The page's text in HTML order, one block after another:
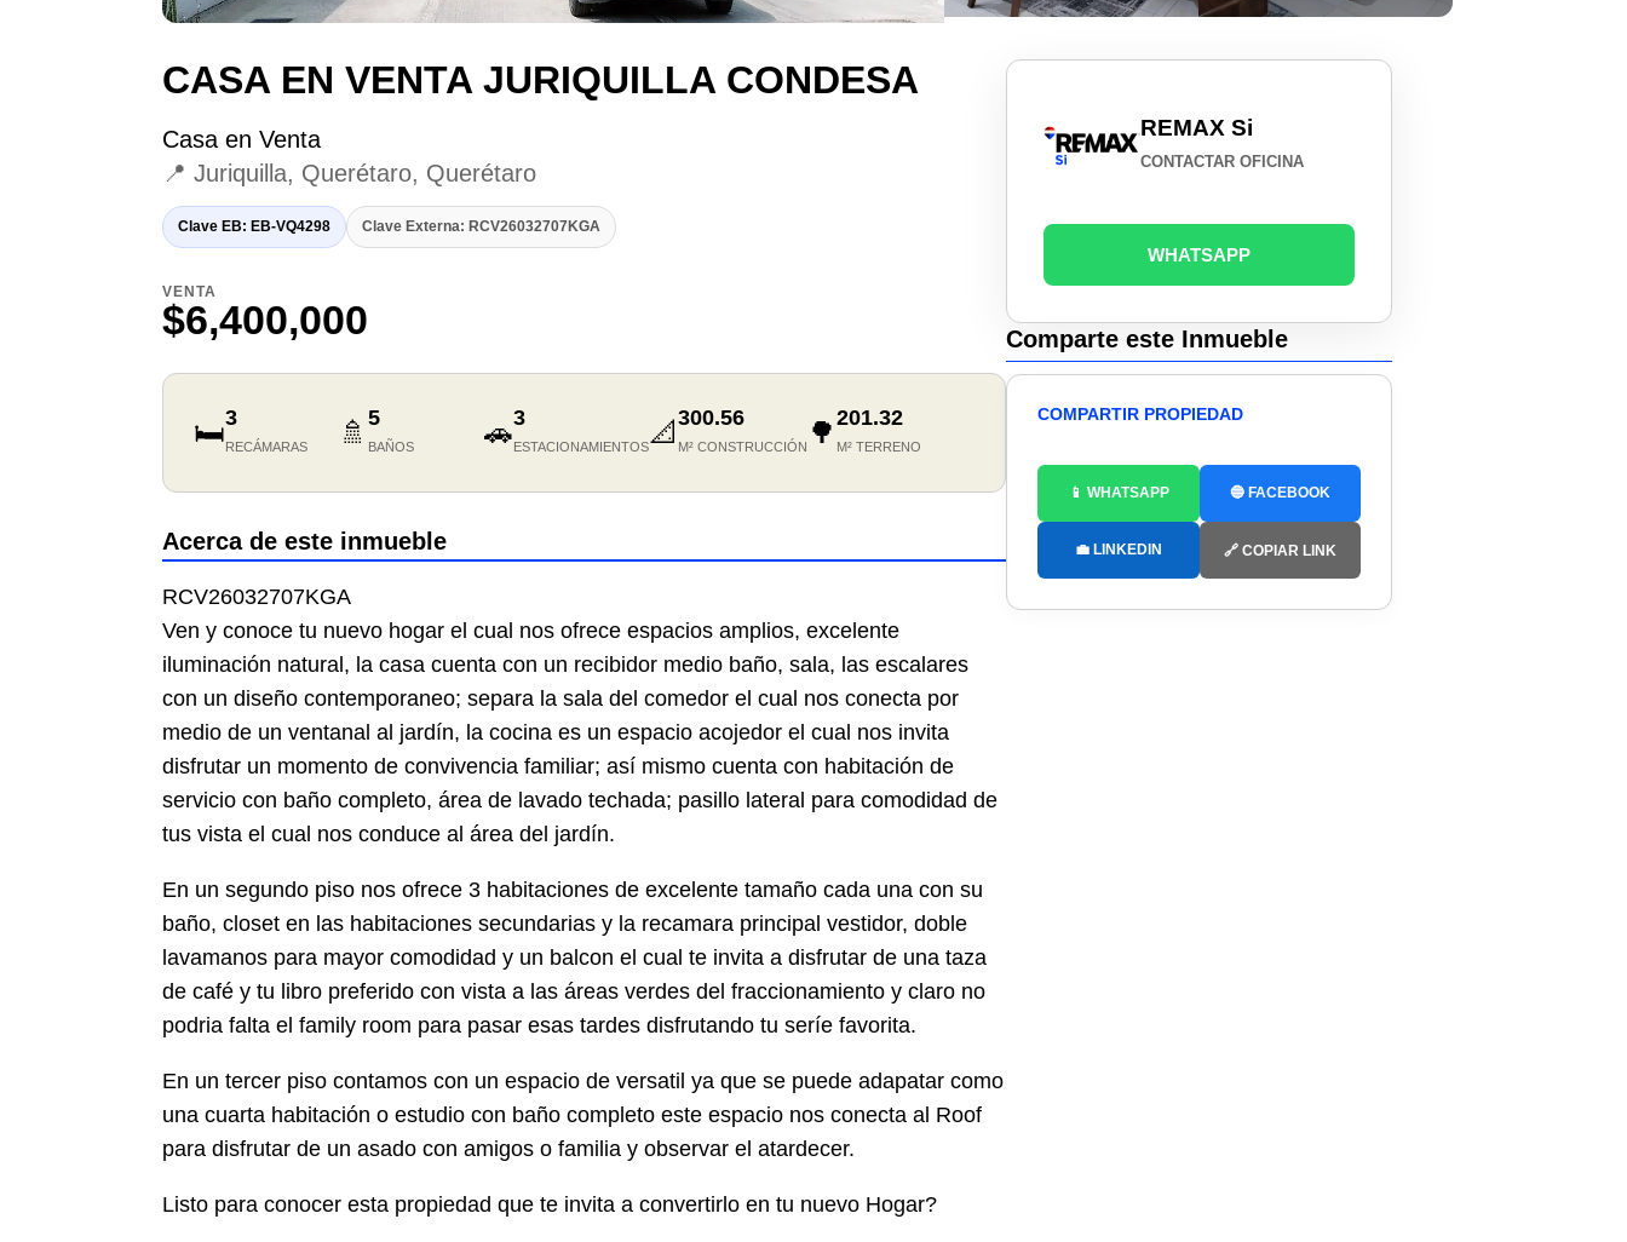
CASA EN VENTA JURIQUILLA CONDESA
Casa en Venta
📍 Juriquilla, Querétaro, Querétaro
Clave EB: EB-VQ4298 Clave Externa: RCV26032707KGA
VENTA
$6,400,000
🛏️3
RECÁMARAS 🚿5
BAÑOS 🚗3
ESTACIONAMIENTOS📐300.56
M² CONSTRUCCIÓN 🌳201.32
M² TERRENO
Acerca de este inmueble
RCV26032707KGA
Ven y conoce tu nuevo hogar el cual nos ofrece espacios amplios, excelente
iluminación natural, la casa cuenta con un recibidor medio baño, sala, las escalares
con un diseño contemporaneo; separa la sala del comedor el cual nos conecta por
medio de un ventanal al jardín, la cocina es un espacio acojedor el cual nos invita
disfrutar un momento de convivencia familiar; así mismo cuenta con habitación de
servicio con baño completo, área de lavado techada; pasillo lateral para comodidad de
tus vista el cual nos conduce al área del jardín.
En un segundo piso nos ofrece 3 habitaciones de excelente tamaño cada una con su
baño, closet en las habitaciones secundarias y la recamara principal vestidor, doble
lavamanos para mayor comodidad y un balcon el cual te invita a disfrutar de una taza
de café y tu libro preferido con vista a las áreas verdes del fraccionamiento y claro no
podria falta el family room para pasar esas tardes disfrutando tu seríe favorita.
En un tercer piso contamos con un espacio de versatil ya que se puede adapatar como
una cuarta habitación o estudio con baño completo este espacio nos conecta al Roof
para disfrutar de un asado con amigos o familia y observar el atardecer.
Listo para conocer esta propiedad que te invita a convertirlo en tu nuevo Hogar?
REMAX Si
CONTACTAR OFICINA
WHATSAPP
Comparte este Inmueble
COMPARTIR PROPIEDAD
📱 WHATSAPP 🔵 FACEBOOK
💼 LINKEDIN 🔗 COPIAR LINK